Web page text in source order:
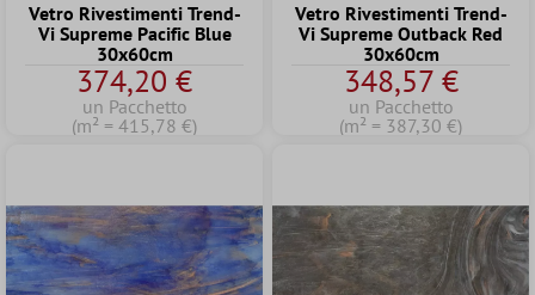
Vetro Rivestimenti Trend-
Vi Supreme Pacific Blue
30x60cm
374,20 €
un Pacchetto
(m² = 415,78 €)
Vetro Rivestimenti Trend-
Vi Supreme Outback Red
30x60cm
348,57 €
un Pacchetto
(m² = 387,30 €)